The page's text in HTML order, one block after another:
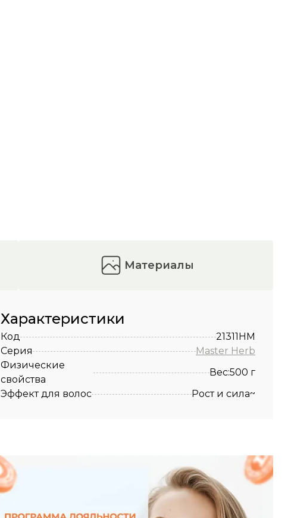
материалы
Характеристики
Код
21311HM
Серия
Master Herb
Физические
свойства
Вес:500 г
Эффект для волос
Рост и сила~